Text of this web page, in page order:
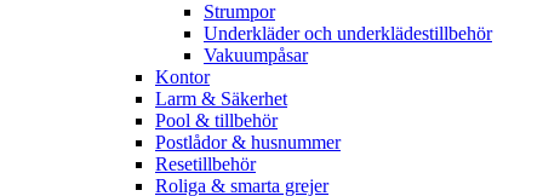
Strumpor
Underkläder och underklädestillbehör
Vakuumpåsar
Kontor
Larm & Säkerhet
Pool & tillbehör
Postlådor & husnummer
Resetillbehör
Roliga & smarta grejer